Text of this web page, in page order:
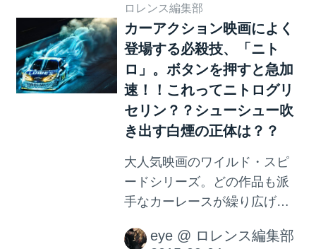
カーです。スペックのアレコ
レよりも、「ドライビングを
楽しむ」ことを目的として生
産されたクルマがスポーツカ
ーだと私は思います。 先日、
とある自動車教習所の方とお
話しする機会があり...
ロレンス編集部
カーアクション映画によく
登場する必殺技、「ニト
ロ」。ボタンを押すと急加
速！！これってニトログリ
セリン？？シューシュー吹
き出す白煙の正体は？？
大人気映画のワイルド・スピ
ードシリーズ。どの作品も派
手なカーレースが繰り広げら
場で登場するのが、「ニト
eye @ ロレンス編集部